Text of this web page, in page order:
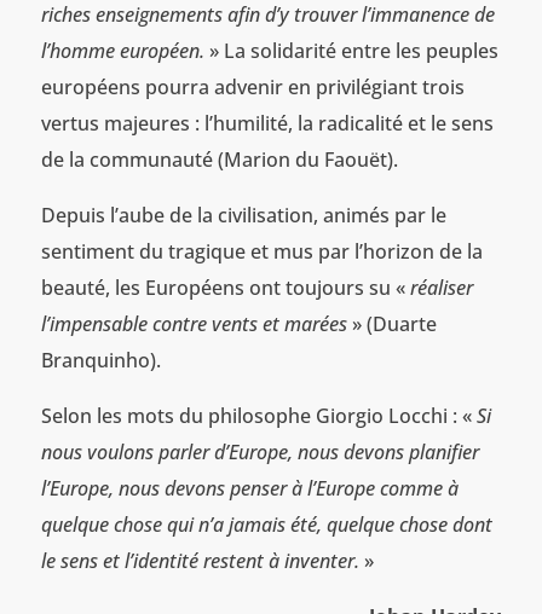
riches enseignements afin d’y trouver l’immanence de
l’homme européen. » La solidarité entre les peuples
européens pourra advenir en privilégiant trois
vertus majeures : l’humilité, la radicalité et le sens
de la communauté (Marion du Faouët).
Depuis l’aube de la civilisation, animés par le
sentiment du tragique et mus par l’horizon de la
beauté, les Européens ont toujours su «réaliser
l’impensable contre vents et marées» (Duarte
Branquinho).
Selon les mots du philosophe Giorgio Locchi : «Si
nous voulons parler d’Europe, nous devons planifier
l’Europe, nous devons penser à l’Europe comme à
quelque chose qui n’a jamais été, quelque chose dont
le sens et l’identité restent à inventer. »